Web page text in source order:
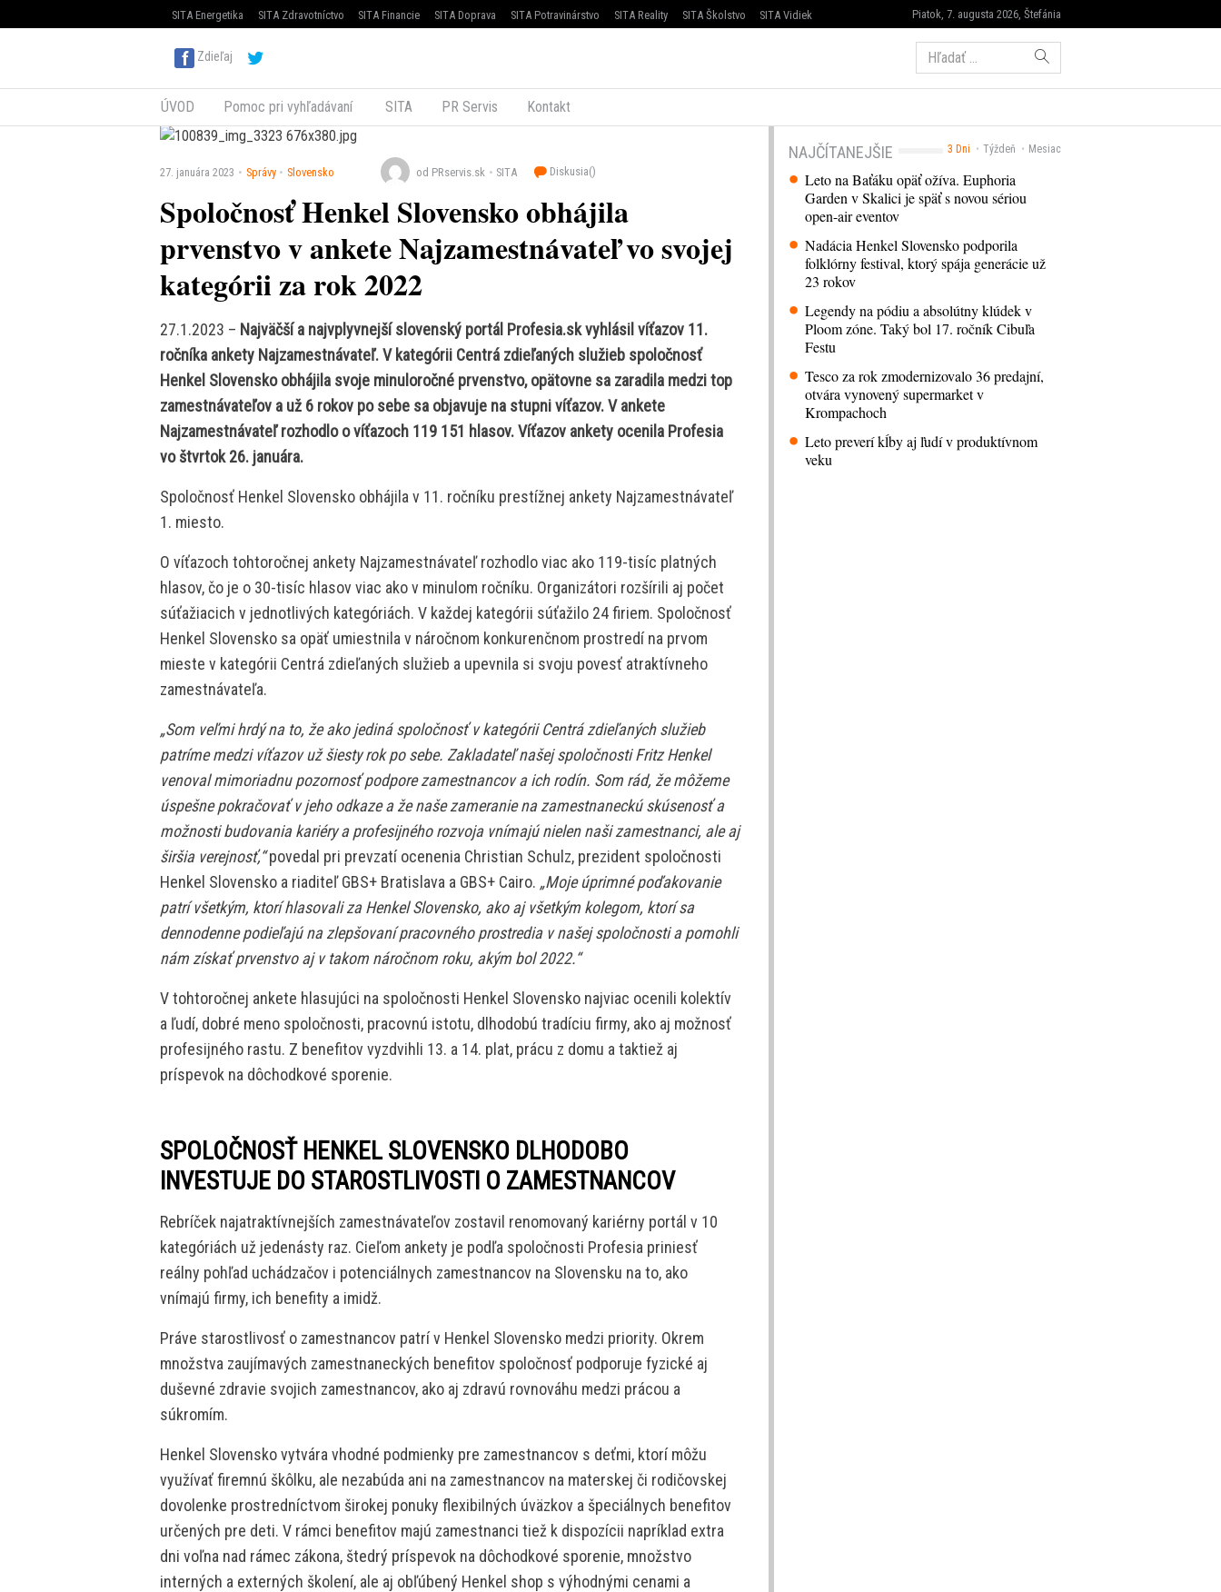
Piatok, 7. augusta 2026, Štefánia
SITA Energetika SITA Zdravotníctvo SITA Financie SITA Doprava SITA Potravinárstvo SITA Reality SITA Školstvo SITA Vidiek
Zdieľaj Hľadať:
ÚVOD Pomoc pri vyhľadávaní SITA PR Servis Kontakt
27. januára 2023 Správy Slovensko od PRservis.sk SITA Diskusia()
Spoločnosť Henkel Slovensko obhájila
prvenstvo v ankete Najzamestnávateľ vo svojej
kategórii za rok 2022
27.1.2023 – Najväčší a najvplyvnejší slovenský portál Profesia.sk vyhlásil víťazov 11.
ročníka ankety Najzamestnávateľ. V kategórii Centrá zdieľaných služieb spoločnosť
Henkel Slovensko obhájila svoje minuloročné prvenstvo, opätovne sa zaradila medzi top
zamestnávateľov a už 6 rokov po sebe sa objavuje na stupni víťazov. V ankete
Najzamestnávateľ rozhodlo o víťazoch 119 151 hlasov. Víťazov ankety ocenila Profesia
vo štvrtok 26. januára.
Spoločnosť Henkel Slovensko obhájila v 11. ročníku prestížnej ankety Najzamestnávateľ
1. miesto.
O víťazoch tohtoročnej ankety Najzamestnávateľ rozhodlo viac ako 119-tisíc platných
hlasov, čo je o 30-tisíc hlasov viac ako v minulom ročníku. Organizátori rozšírili aj počet
súťažiacich v jednotlivých kategóriách. V každej kategórii súťažilo 24 firiem. Spoločnosť
Henkel Slovensko sa opäť umiestnila v náročnom konkurenčnom prostredí na prvom
mieste v kategórii Centrá zdieľaných služieb a upevnila si svoju povesť atraktívneho
zamestnávateľa.
„Som veľmi hrdý na to, že ako jediná spoločnosť v kategórii Centrá zdieľaných služieb
patríme medzi víťazov už šiesty rok po sebe. Zakladateľ našej spoločnosti Fritz Henkel
venoval mimoriadnu pozornosť podpore zamestnancov a ich rodín. Som rád, že môžeme
úspešne pokračovať v jeho odkaze a že naše zameranie na zamestnaneckú skúsenosť a
možnosti budovania kariéry a profesijného rozvoja vnímajú nielen naši zamestnanci, ale aj
širšia verejnosť,“povedal pri prevzatí ocenenia Christian Schulz, prezident spoločnosti
Henkel Slovensko a riaditeľ GBS+ Bratislava a GBS+ Cairo. „Moje úprimné poďakovanie
patrí všetkým, ktorí hlasovali za Henkel Slovensko, ako aj všetkým kolegom, ktorí sa
dennodenne podieľajú na zlepšovaní pracovného prostredia v našej spoločnosti a pomohli
nám získať prvenstvo aj v takom náročnom roku, akým bol 2022.“
V tohtoročnej ankete hlasujúci na spoločnosti Henkel Slovensko najviac ocenili kolektív
a ľudí, dobré meno spoločnosti, pracovnú istotu, dlhodobú tradíciu firmy, ako aj možnosť
profesijného rastu. Z benefitov vyzdvihli 13. a 14. plat, prácu z domu a taktiež aj
príspevok na dôchodkové sporenie.
SPOLOČNOSŤ HENKEL SLOVENSKO DLHODOBO
INVESTUJE DO STAROSTLIVOSTI O ZAMESTNANCOV
Rebríček najatraktívnejších zamestnávateľov zostavil renomovaný kariérny portál v 10
kategóriách už jedenásty raz. Cieľom ankety je podľa spoločnosti Profesia priniesť
reálny pohľad uchádzačov i potenciálnych zamestnancov na Slovensku na to, ako
vnímajú firmy, ich benefity a imidž.
Práve starostlivosť o zamestnancov patrí v Henkel Slovensko medzi priority. Okrem
množstva zaujímavých zamestnaneckých benefitov spoločnosť podporuje fyzické aj
duševné zdravie svojich zamestnancov, ako aj zdravú rovnováhu medzi prácou a
súkromím.
Henkel Slovensko vytvára vhodné podmienky pre zamestnancov s deťmi, ktorí môžu
využívať firemnú škôlku, ale nezabúda ani na zamestnancov na materskej či rodičovskej
dovolenke prostredníctvom širokej ponuky flexibilných úväzkov a špeciálnych benefitov
určených pre deti. V rámci benefitov majú zamestnanci tiež k dispozícii napríklad extra
dni voľna nad rámec zákona, štedrý príspevok na dôchodkové sporenie, množstvo
interných a externých školení, ale aj obľúbený Henkel shop s výhodnými cenami a
3 Dni Týždeň Mesiac
NAJČÍTANEJŠIE
Leto na Baťáku opäť ožíva. Euphoria
Garden v Skalici je späť s novou sériou
open-air eventov
Nadácia Henkel Slovensko podporila
folklórny festival, ktorý spája generácie už
23 rokov
Legendy na pódiu a absolútny klúdek v
Ploom zóne. Taký bol 17. ročník Cibuľa
Festu
Tesco za rok zmodernizovalo 36 predajní,
otvára vynovený supermarket v
Krompachoch
Leto preverí kĺby aj ľudí v produktívnom
veku